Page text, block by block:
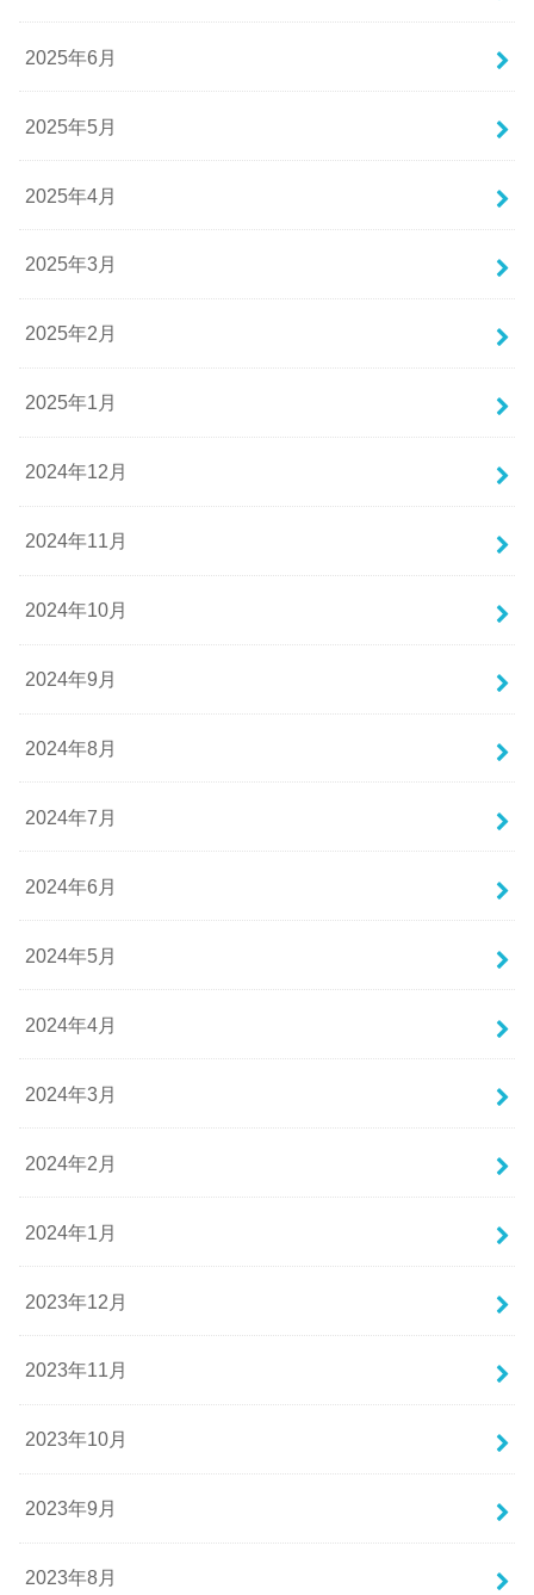
2025年6月
2025年5月
2025年4月
2025年3月
2025年2月
2025年1月
2024年12月
2024年11月
2024年10月
2024年9月
2024年8月
2024年7月
2024年6月
2024年5月
2024年4月
2024年3月
2024年2月
2024年1月
2023年12月
2023年11月
2023年10月
2023年9月
2023年8月